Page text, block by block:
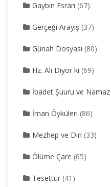
Gaybın Esrarı (67)
Gerçeği Arayış (37)
Günah Dosyası (80)
Hz. Ali Diyor ki (69)
İbadet Şuuru ve Namaz
İman Öyküleri (86)
Mezhep ve Din (33)
Ölüme Çare (65)
Tesettür (41)